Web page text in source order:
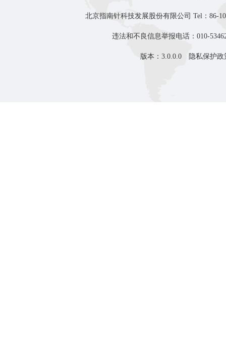
北京指南针科技发展股份有限公司 Tel：86-
违法和不良信息举报电话：010-
版本：3.0.0.0 隐私保护政